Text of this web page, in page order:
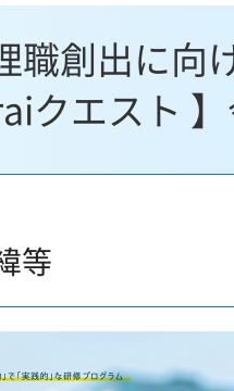
職創出に向
クエスト
等